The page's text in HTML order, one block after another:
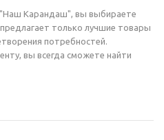
Карандаш", вы выбираете
только лучшие товары
потребностей.
вы всегда сможете найти